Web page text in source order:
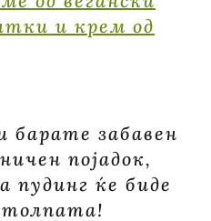
ОД
КОКОС
и крем од
барате забавен
појадок,
пудинг ќе биде
толпата!